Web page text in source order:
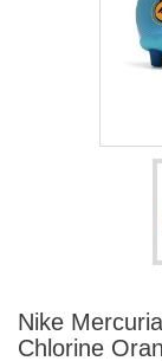
Nike
Chlorine